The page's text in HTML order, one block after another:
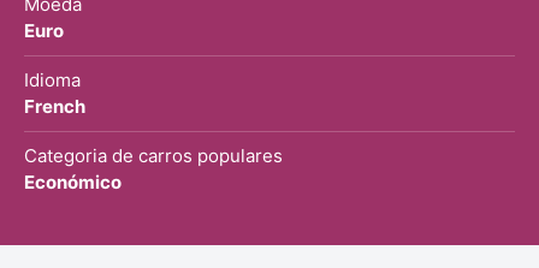
Euro
Idioma
French
Categoria de carros populares
Económico